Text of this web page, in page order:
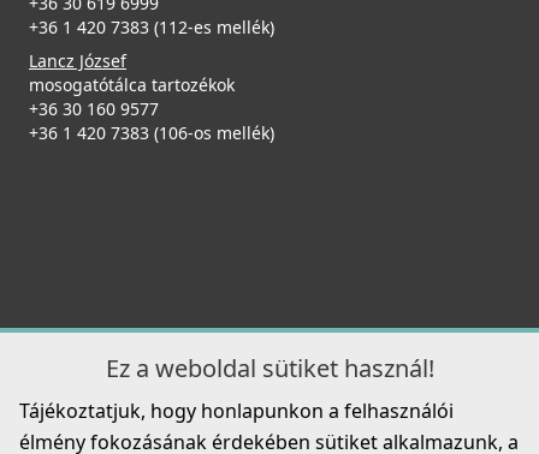
+36 1 420 7383 (112-es mellék)
Lancz József
mosogatótálca tartozékok
+36 30 160 9577
+36 1 420 7383 (106-os mellék)
Ez a weboldal sütiket használ!
Tájékoztatjuk, hogy honlapunkon a felhasználói
élmény fokozásának érdekében sütiket alkalmazunk, a